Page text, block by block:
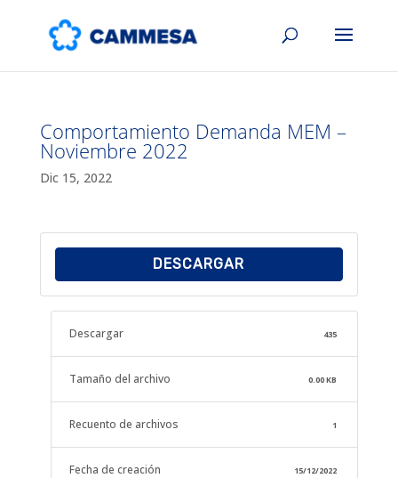
Comportamiento Demanda MEM –
Noviembre 2022
Dic 15, 2022
DESCARGAR
Descargar 435
Tamaño del archivo 0.00 KB
Recuento de archivos 1
Fecha de creación 15/12/2022